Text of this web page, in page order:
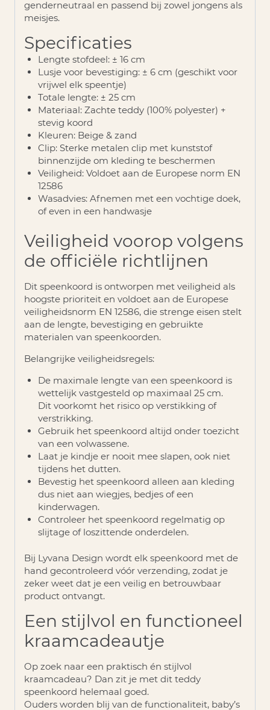
genderneutraal en passend bij zowel jongens als
meisjes.
Specificaties
Lengte stofdeel: ± 16 cm
Lusje voor bevestiging: ± 6 cm (geschikt voor
vrijwel elk speentje)
Totale lengte: ± 25 cm
Materiaal: Zachte teddy (100% polyester) +
stevig koord
Kleuren: Beige & zand
Clip: Sterke metalen clip met kunststof
binnenzijde om kleding te beschermen
Veiligheid: Voldoet aan de Europese norm EN
12586
Wasadvies: Afnemen met een vochtige doek,
of even in een handwasje
Veiligheid voorop volgens
de officiële richtlijnen
Dit speenkoord is ontworpen met veiligheid als
hoogste prioriteit en voldoet aan de Europese
veiligheidsnorm EN 12586, die strenge eisen stelt
aan de lengte, bevestiging en gebruikte
materialen van speenkoorden.
Belangrijke veiligheidsregels:
De maximale lengtevan een speenkoord is
wettelijk vastgesteld op maximaal 25 cm.
Dit voorkomt het risico op verstikking of
verstrikking.
Gebruik het speenkoord altijd onder toezicht
van een volwassene.
Laat je kindje er nooit mee slapen, ook niet
tijdens het dutten.
Bevestig het speenkoord alleen aan kleding
dus niet aan wiegjes, bedjes of een
kinderwagen.
Controleer het speenkoord regelmatig op
slijtage of loszittende onderdelen.
Bij Lyvana Design wordt elk speenkoord met de
hand gecontroleerd vóór verzending, zodat je
zeker weet dat je een veilig en betrouwbaar
product ontvangt.
Een stijlvol en functioneel
kraamcadeautje
Op zoek naar een praktisch én stijlvol
kraamcadeau? Dan zit je met dit teddy
speenkoord helemaal goed.
Ouders worden blij van de functionaliteit, baby’s